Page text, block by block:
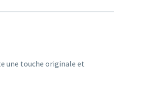
une touche originale et